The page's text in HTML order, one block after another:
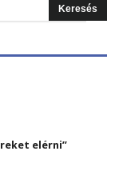
elérni”